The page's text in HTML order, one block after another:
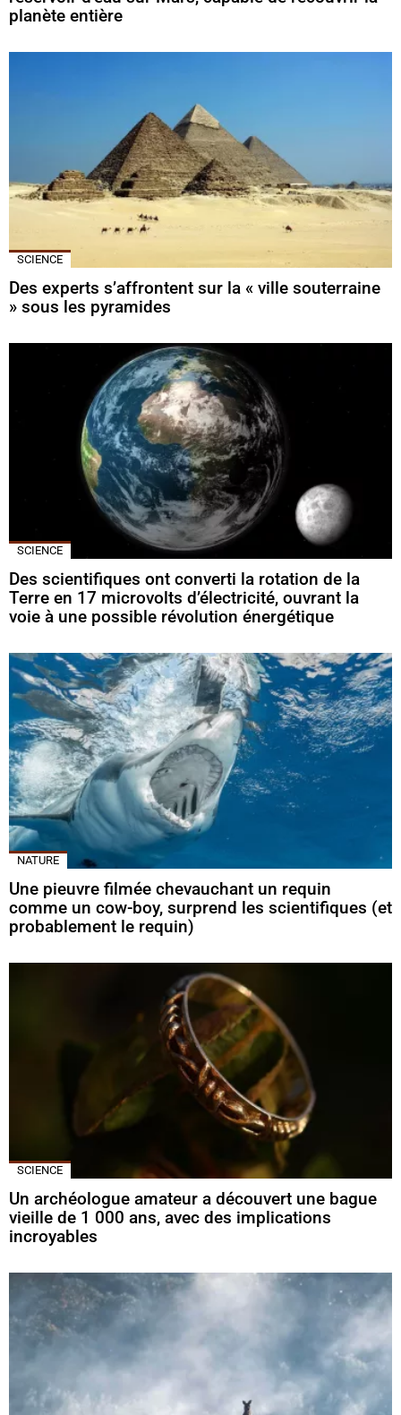
planète entière
SCIENCE
Des experts s’affrontent sur la « ville souterraine
» sous les pyramides
SCIENCE
Des scientifiques ont converti la rotation de la
Terre en 17 microvolts d’électricité, ouvrant la
voie à une possible révolution énergétique
NATURE
Une pieuvre filmée chevauchant un requin
comme un cow-boy, surprend les scientifiques (et
probablement le requin)
SCIENCE
Un archéologue amateur a découvert une bague
vieille de 1 000 ans, avec des implications
incroyables